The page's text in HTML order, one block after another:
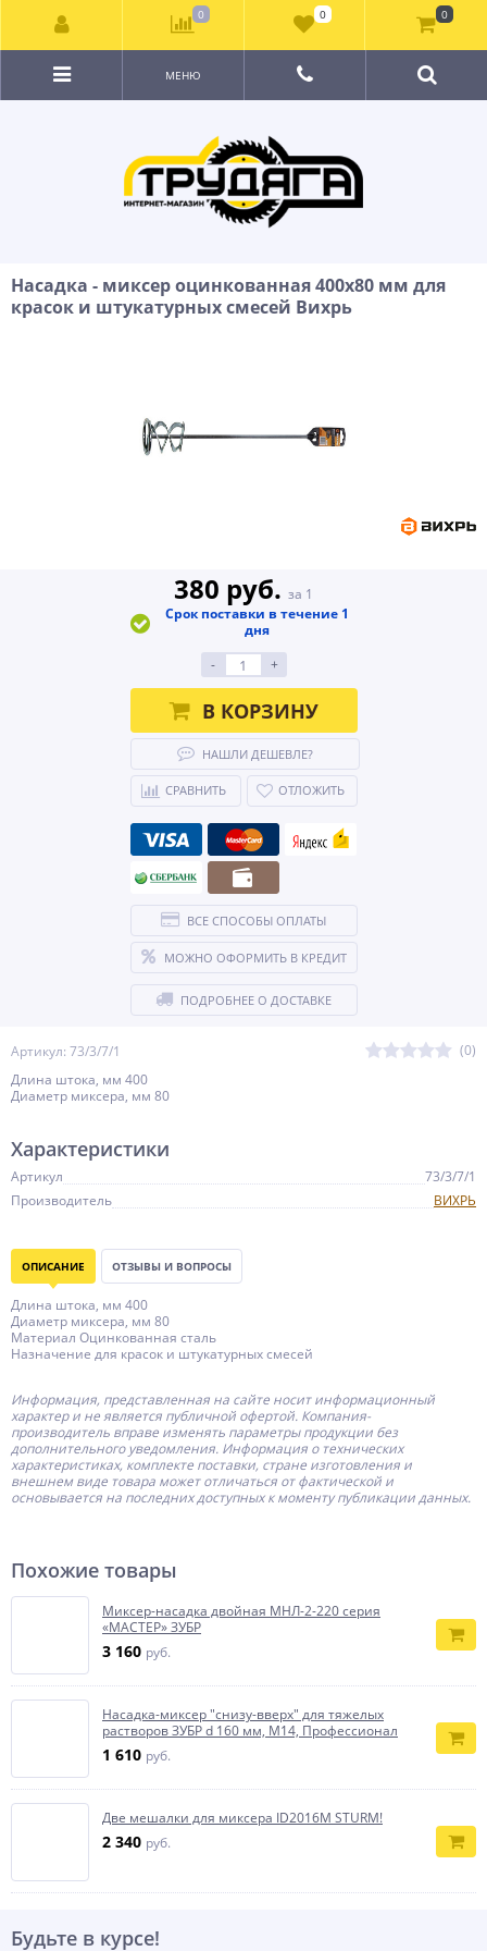
МЕНЮ
Насадка - миксер оцинкованная 400х80 мм для
красок и штукатурных смесей Вихрь
Артикул: 73/3/7/1
(0)
Длина штока, мм 400
Диаметр миксера, мм 80
380 руб. за 1
Срок поставки в течение 1
дня
-
+
В КОРЗИНУ
НАШЛИ ДЕШЕВЛЕ?
СРАВНИТЬ ОТЛОЖИТЬ
ВСЕ СПОСОБЫ ОПЛАТЫ
МОЖНО ОФОРМИТЬ В КРЕДИТ
ПОДРОБНЕЕ О ДОСТАВКЕ
Характеристики
Артикул
73/3/7/1
Производитель
ВИХРЬ
ОПИСАНИЕ ОТЗЫВЫ И ВОПРОСЫ
Длина штока, мм 400
Диаметр миксера, мм 80
Материал Оцинкованная сталь
Назначение для красок и штукатурных смесей
Информация, представленная на сайте носит информационный
характер и не является публичной офертой. Компания-
производитель вправе изменять параметры продукции без
дополнительного уведомления. Информация о технических
характеристиках, комплекте поставки, стране изготовления и
внешнем виде товара может отличаться от фактической и
основывается на последних доступных к моменту публикации данных.
Похожие товары
Миксер-насадка двойная МНЛ-2-220 серия
«МАСТЕР» ЗУБР
3 160 руб.
Насадка-миксер ″снизу-вверх″ для тяжелых
растворов ЗУБР d 160 мм, М14, Профессионал
1 610 руб.
Две мешалки для миксера ID2016M STURM!
2 340 руб.
Будьте в курсе!
0 0 0